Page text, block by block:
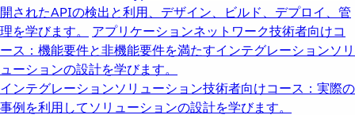
開されたAPIの検出と利用、デザイン、ビルド、デプロイ、管
理を学びます。
アプリケーションネットワーク技術者向けコ
ース：機能要件と非機能要件を満たすインテグレーションソリ
ューションの設計を学びます。
インテグレーションソリューション技術者向けコース：実際の
事例を利用してソリューションの設計を学びます。